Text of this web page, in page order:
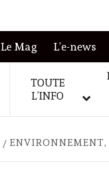
Le Mag L’e-news
TOUTE
L’INFO